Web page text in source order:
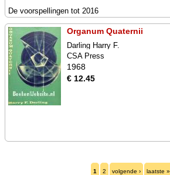
De voorspellingen tot 2016
Organum Quaternii
Darling Harry F.
CSA Press
1968
€ 12.45
1 2 volgende › laatste »